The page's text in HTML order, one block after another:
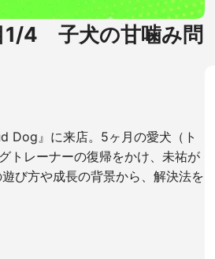
1/4 子犬の甘噛み問
Dog』に来店。5ヶ月の愛犬（ト
トレーナーの復帰をかけ、未祐が
び方や成長の背景から、解決法を